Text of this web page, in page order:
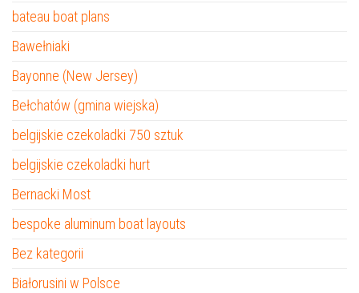
bateau boat plans
Bawełniaki
Bayonne (New Jersey)
Bełchatów (gmina wiejska)
belgijskie czekoladki 750 sztuk
belgijskie czekoladki hurt
Bernacki Most
bespoke aluminum boat layouts
Bez kategorii
Białorusini w Polsce